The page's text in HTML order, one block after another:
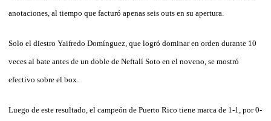
anotaciones, al tiempo que facturó apenas seis outs en su apertura.
Solo el diestro Yaifredo Domínguez, que logró dominar en orden durante 10
veces al bate antes de un doble de Neftalí Soto en el noveno, se mostró
efectivo sobre el box.
Luego de este resultado, el campeón de Puerto Rico tiene marca de 1-1, por 0-